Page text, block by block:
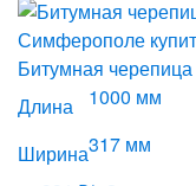
Битумная
Длина
1000 мм
Ширина317 мм